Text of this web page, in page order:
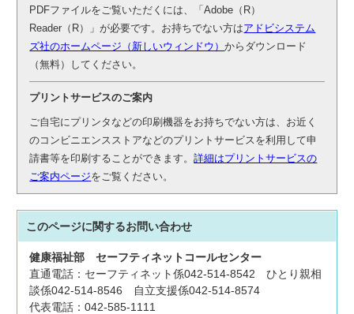
PDFファイルをご覧いただくには、「Adobe（R）
Reader（R）」が必要です。お持ちでない方はアドビシステム
ズ社のホームページ（新しいウィンドウ）からダウンロード
（無料）してください。
プリントサービスのご案内
ご自宅にプリンタなどの印刷機器をお持ちでない方は、お近く
のコンビニエンスストアなどのプリントサービスを利用して申
請書等を印刷することができます。詳細はプリントサービスの
ご案内ページをご覧ください。
このページに関するお問い合わせ
健康福祉部セーフティネットコールセンター
直通電話：セーフティネット係042-514-8542 ひとり親相
談係042-514-8546 自立支援係042-514-8574
代表電話：042-585-1111